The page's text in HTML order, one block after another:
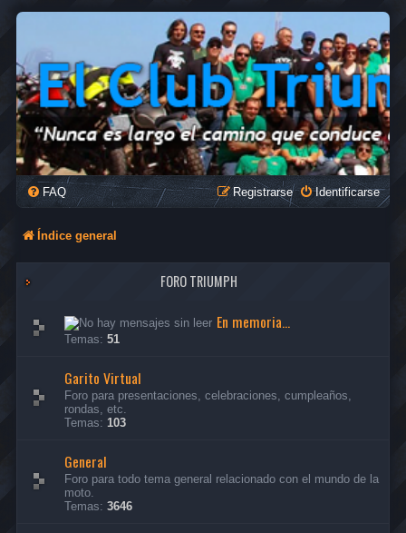
FAQ Identificarse
Registrarse
Índice general
FORO TRIUMPH
En memoria...
Temas: 51
Garito Virtual
Foro para presentaciones, celebraciones, cumpleaños,
rondas, etc.
Temas: 103
General
Foro para todo tema general relacionado con el mundo de la
moto.
Temas: 3646